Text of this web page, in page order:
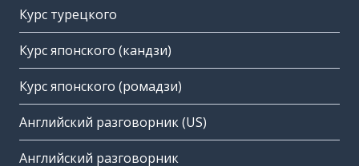
Курс турецкого
Курс японского (кандзи)
Курс японского (ромадзи)
Английский разговорник (US)
Английский разговорник